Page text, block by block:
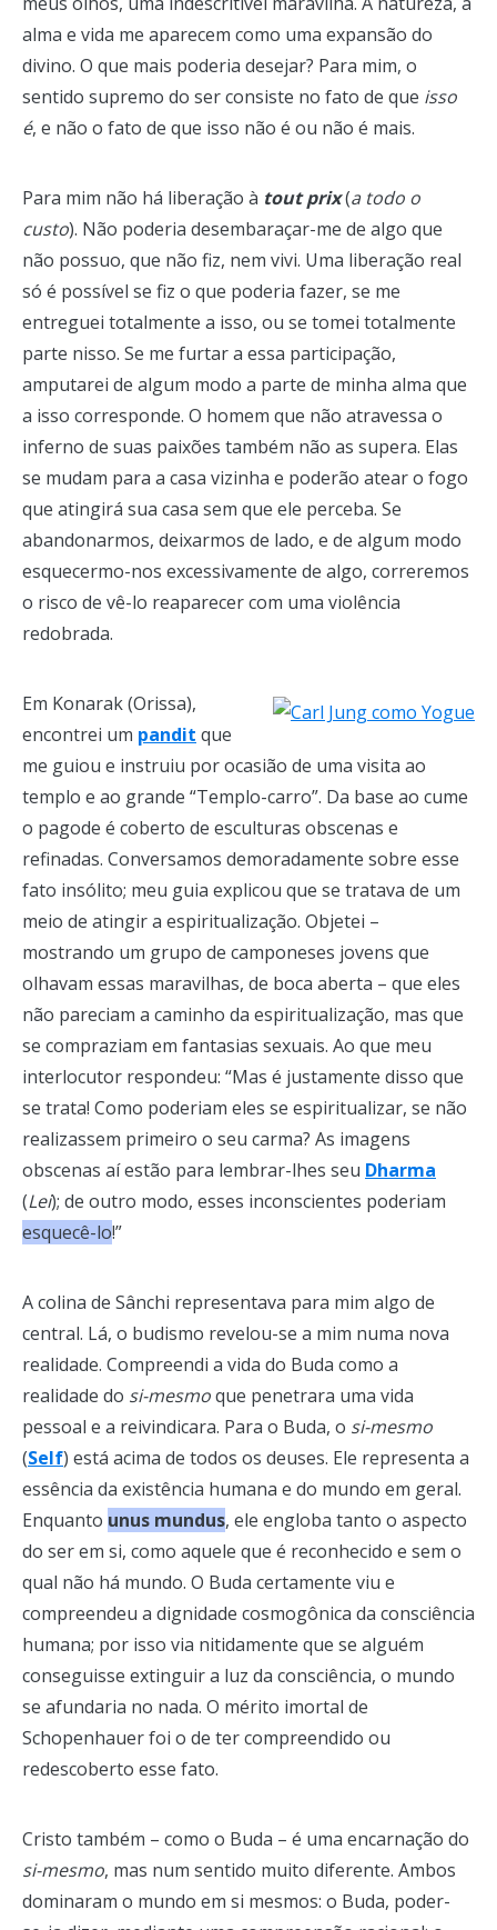
alma e vida me aparecem como uma expansão do
divino. O que mais poderia desejar? Para mim, o
sentido supremo do ser consiste no fato de que isso
é, e não o fato de que isso não é ou não é mais.
Para mim não há liberação à tout prix(a todo o
custo). Não poderia desembaraçar-me de algo que
não possuo, que não fiz, nem vivi. Uma liberação real
só é possível se fiz o que poderia fazer, se me
entreguei totalmente a isso, ou se tomei totalmente
parte nisso. Se me furtar a essa participação,
amputarei de algum modo a parte de minha alma que
a isso corresponde. O homem que não atravessa o
inferno de suas paixões também não as supera. Elas
se mudam para a casa vizinha e poderão atear o fogo
que atingirá sua casa sem que ele perceba. Se
abandonarmos, deixarmos de lado, e de algum modo
esquecermo-nos excessivamente de algo, correremos
o risco de vê-lo reaparecer com uma violência
redobrada.
Em Konarak (Orissa),
encontrei um pandit que
me guiou e instruiu por ocasião de uma visita ao
templo e ao grande “Templo-carro”. Da base ao cume
o pagode é coberto de esculturas obscenas e
refinadas. Conversamos demoradamente sobre esse
fato insólito; meu guia explicou que se tratava de um
meio de atingir a espiritualização. Objetei –
mostrando um grupo de camponeses jovens que
olhavam essas maravilhas, de boca aberta – que eles
não pareciam a caminho da espiritualização, mas que
se compraziam em fantasias sexuais. Ao que meu
interlocutor respondeu: “Mas é justamente disso que
se trata! Como poderiam eles se espiritualizar, se não
realizassem primeiro o seu carma? As imagens
obscenas aí estão para lembrar-lhes seu Dharma
(Lei); de outro modo, esses inconscientes poderiam
esquecê-lo!”
A colina de Sânchi representava para mim algo de
central. Lá, o budismo revelou-se a mim numa nova
realidade. Compreendi a vida do Buda como a
realidade do si-mesmoque penetrara uma vida
pessoal e a reivindicara. Para o Buda, o si-mesmo
(Self) está acima de todos os deuses. Ele representa a
essência da existência humana e do mundo em geral.
Enquanto unus mundus, ele engloba tanto o aspecto
do ser em si, como aquele que é reconhecido e sem o
qual não há mundo. O Buda certamente viu e
compreendeu a dignidade cosmogônica da consciência
humana; por isso via nitidamente que se alguém
conseguisse extinguir a luz da consciência, o mundo
se afundaria no nada. O mérito imortal de
Schopenhauer foi o de ter compreendido ou
redescoberto esse fato.
Cristo também – como o Buda – é uma encarnação do
si-mesmo, mas num sentido muito diferente. Ambos
dominaram o mundo em si mesmos: o Buda, poder-